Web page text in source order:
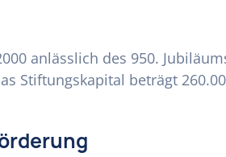
anlässlich des 950.
Stiftungskapital beträgt